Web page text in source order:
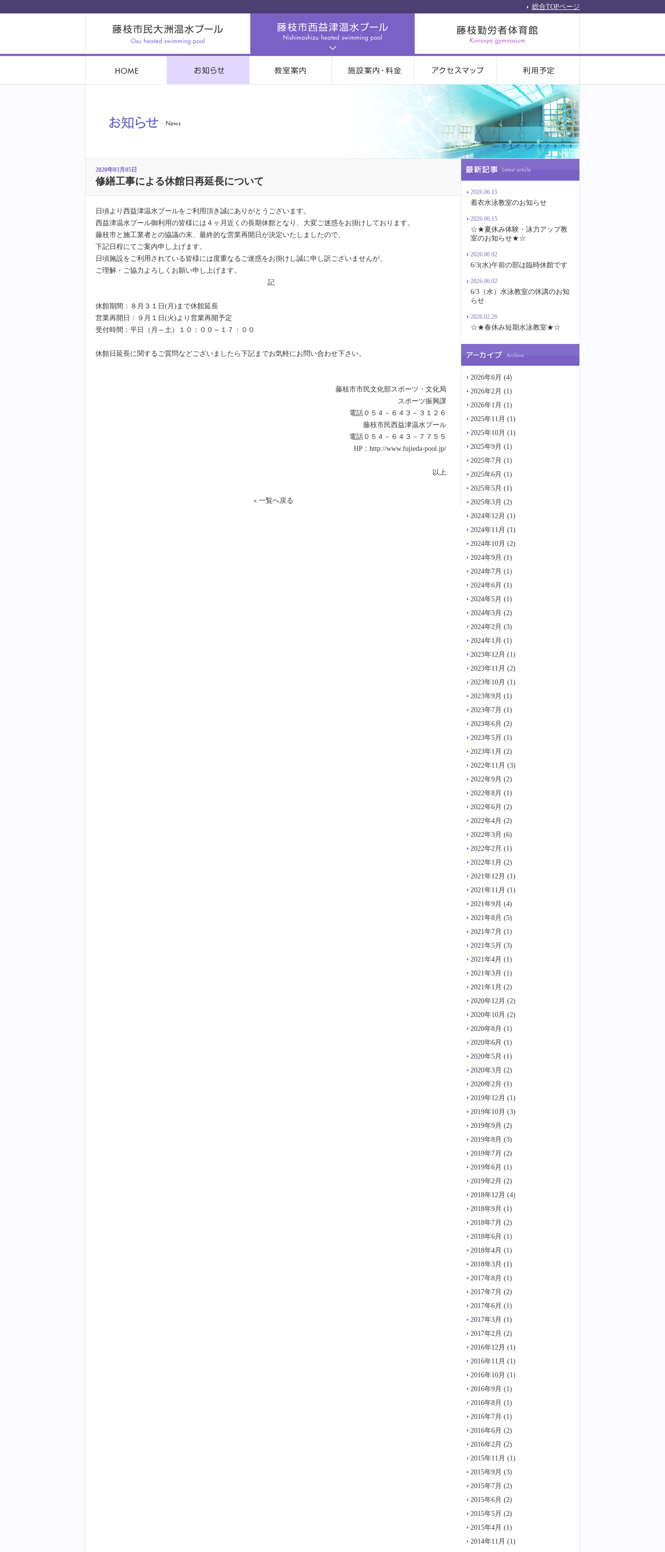
総合TOPページ
2020年03月05日
修繕工事による休館日再延長について
日頃より西益津温水プールをご利用頂き誠にありがとうございます。
西益津温水プール御利用の皆様には４ヶ月近くの長期休館となり、大変ご迷惑をお掛けしております。
藤枝市と施工業者との協議の末、最終的な営業再開日が決定いたしましたので、
下記日程にてご案内申し上げます。
日頃施設をご利用されている皆様には度重なるご迷惑をお掛けし誠に申し訳ございませんが、
ご理解・ご協力よろしくお願い申し上げます。
記
休館期間：８月３１日(月)まで休館延長
営業再開日：９月１日(火)より営業再開予定
受付時間：平日（月～土）１０：００～１７：００
休館日延長に関するご質問などございましたら下記までお気軽にお問い合わせ下さい。
藤枝市市民文化部スポーツ・文化局
スポーツ振興課
電話０５４－６４３－３１２６
藤枝市民西益津温水プール
電話０５４－６４３－７７５５
HP：http://www.fujieda-pool.jp/
以上
« 一覧へ戻る
2026.06.15
着衣水泳教室のお知らせ
2026.06.15
☆★夏休み体験・泳力アップ教
室のお知らせ★☆
2026.06.02
6/3(水)午前の部は臨時休館です
2026.06.02
6/3（水）水泳教室の休講のお知
らせ
2026.02.26
☆★春休み短期水泳教室★☆
2026年6月 (4)
2026年2月 (1)
2026年1月 (1)
2025年11月 (1)
2025年10月 (1)
2025年9月 (1)
2025年7月 (1)
2025年6月 (1)
2025年5月 (1)
2025年3月 (2)
2024年12月 (1)
2024年11月 (1)
2024年10月 (2)
2024年9月 (1)
2024年7月 (1)
2024年6月 (1)
2024年5月 (1)
2024年3月 (2)
2024年2月 (3)
2024年1月 (1)
2023年12月 (1)
2023年11月 (2)
2023年10月 (1)
2023年9月 (1)
2023年7月 (1)
2023年6月 (2)
2023年5月 (1)
2023年1月 (2)
2022年11月 (3)
2022年9月 (2)
2022年8月 (1)
2022年6月 (2)
2022年4月 (2)
2022年3月 (6)
2022年2月 (1)
2022年1月 (2)
2021年12月 (1)
2021年11月 (1)
2021年9月 (4)
2021年8月 (5)
2021年7月 (1)
2021年5月 (3)
2021年4月 (1)
2021年3月 (1)
2021年1月 (2)
2020年12月 (2)
2020年10月 (2)
2020年8月 (1)
2020年6月 (1)
2020年5月 (1)
2020年3月 (2)
2020年2月 (1)
2019年12月 (1)
2019年10月 (3)
2019年9月 (2)
2019年8月 (3)
2019年7月 (2)
2019年6月 (1)
2019年2月 (2)
2018年12月 (4)
2018年9月 (1)
2018年7月 (2)
2018年6月 (1)
2018年4月 (1)
2018年3月 (1)
2017年8月 (1)
2017年7月 (2)
2017年6月 (1)
2017年3月 (1)
2017年2月 (2)
2016年12月 (1)
2016年11月 (1)
2016年10月 (1)
2016年9月 (1)
2016年8月 (1)
2016年7月 (1)
2016年6月 (2)
2016年2月 (2)
2015年11月 (1)
2015年9月 (3)
2015年7月 (2)
2015年6月 (2)
2015年5月 (2)
2015年4月 (1)
2014年11月 (1)